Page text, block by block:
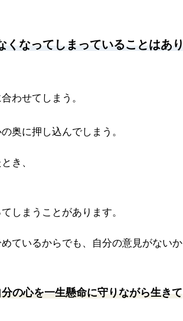
なってしまっていることはあり
わせてしまう。
奥に押し込んでしまう。
き、
しまうことがあります。
ているからでも、自分の意見がないか
の心を一生懸命に守りながら生きて